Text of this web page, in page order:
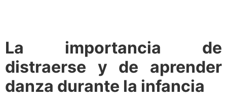
La importancia de
distraerse y de aprender
danza durante la infancia